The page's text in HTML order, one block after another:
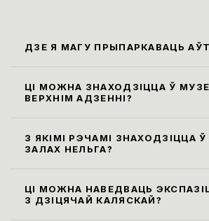
ДЗЕ Я МАГУ ПРЫПАРКАВАЦЬ
знаходзяцца ўздоўж вул.
(паркоўка платная)
ЦІ МОЖНА ЗНАХОДЗІЦЦА Ў
ВЕРХНІМ АДЗЕННІ?
прадугледжваюць наведванне
ў верхнім адзенні. Яго
З ЯКІМІ РЭЧАМІ ЗНАХОДЗІЦЦА
ЗАЛАХ НЕЛЬГА?
больш за 30х40х20 см, а
парасоны неабходна здаць у
ЦІ МОЖНА НАВЕДВАЦЬ
З ДЗІЦЯЧАЙ КАЛЯСКАЙ?